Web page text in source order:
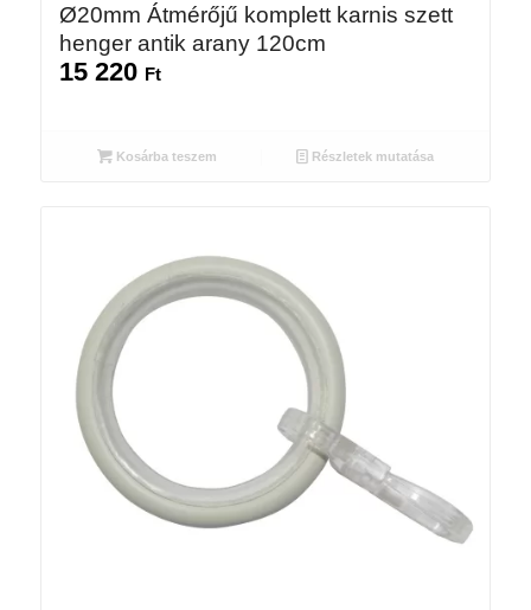
Ø20mm Átmérőjű komplett karnis szett
henger antik arany 120cm
15 220 Ft
Kosárba teszem Részletek mutatása